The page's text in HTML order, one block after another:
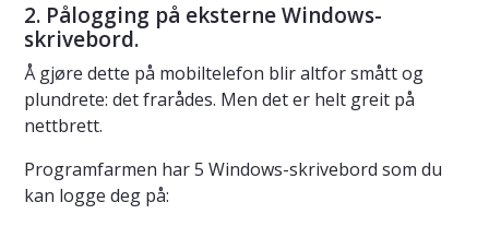
2. Pålogging på eksterne Windows-
skrivebord.
Å gjøre dette på mobiltelefon blir altfor smått og
plundrete: det frarådes. Men det er helt greit på
nettbrett.
Programfarmen har 5 Windows-skrivebord som du
kan logge deg på: